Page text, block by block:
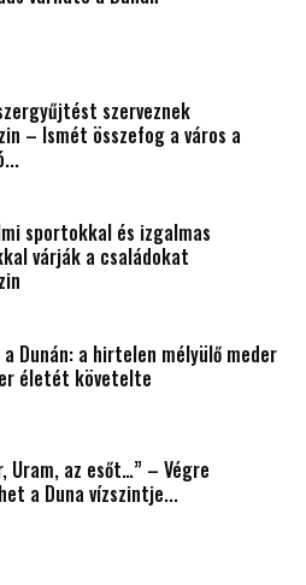
szerveznek
– Ismét összefog a város a
sportokkal és izgalmas
várják a családokat
Dunán: a hirtelen mélyülő meder
életét követelte
Uram, az esőt…” – Végre
a Duna vízszintje...